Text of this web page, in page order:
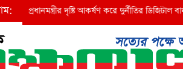
দৃষ্টি আকর্ষণ করে দুর্নীতির ডিজিটাল বাদশা